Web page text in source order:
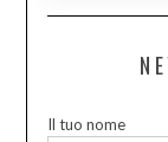
Il tuo nome